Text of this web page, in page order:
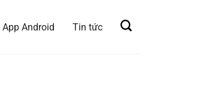
App Android Tin tức